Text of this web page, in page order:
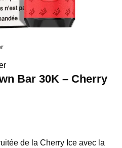
Bar 30K – Cherry
de la Cherry Ice avec la